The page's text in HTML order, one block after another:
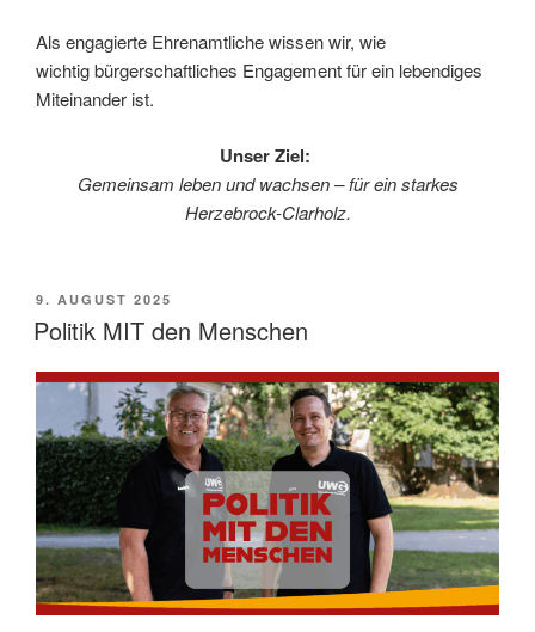
Als engagierte Ehrenamtliche wissen wir, wie
wichtig bürgerschaftliches Engagement für ein lebendiges
Miteinander ist.
Unser Ziel:
Gemeinsam leben und wachsen – für ein starkes
Herzebrock-Clarholz.
VERÖFFENTLICHT
AM
9. AUGUST 2025
Politik MIT den Menschen